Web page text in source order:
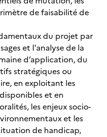
de faisabilité de
du projet par
et l'analyse de la
d’application, du
stratégiques ou
en exploitant les
et en
les enjeux socio-
et les
de handicap,